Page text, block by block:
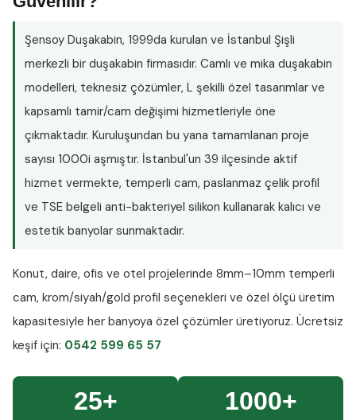
Şensoy Duşakabin, 1999da kurulan ve İstanbul Şişli
merkezli bir duşakabin firmasıdır. Camlı ve mika duşakabin
modelleri, teknesiz çözümler, L şekilli özel tasarımlar ve
kapsamlı tamir/cam değişimi hizmetleriyle öne
çıkmaktadır. Kuruluşundan bu yana tamamlanan proje
sayısı 1000i aşmıştır. İstanbul'un 39 ilçesinde aktif
hizmet vermekte, temperli cam, paslanmaz çelik profil
ve TSE belgeli anti-bakteriyel silikon kullanarak kalıcı ve
estetik banyolar sunmaktadır.
Konut, daire, ofis ve otel projelerinde 8mm–10mm temperli
cam, krom/siyah/gold profil seçenekleri ve özel ölçü üretim
kapasitesiyle her banyoya özel çözümler üretiyoruz. Ücretsiz
keşif için: 0542 599 65 57
25+ 1000+